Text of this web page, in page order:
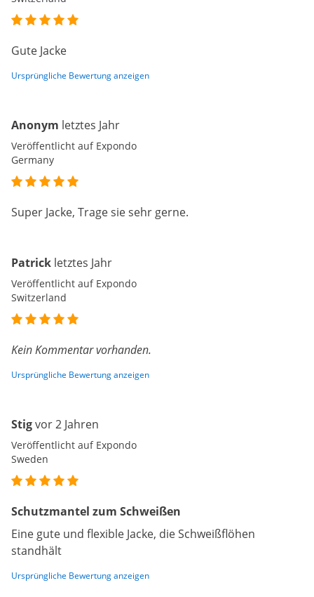
Gute Jacke
Ursprüngliche Bewertung anzeigen
Anonym letztes Jahr
Veröffentlicht auf Expondo
Germany
Super Jacke, Trage sie sehr gerne.
Patrick letztes Jahr
Veröffentlicht auf Expondo
Switzerland
Kein Kommentar vorhanden.
Ursprüngliche Bewertung anzeigen
Stigvor 2 Jahren
Veröffentlicht auf Expondo
Sweden
Schutzmantel zum Schweißen
Eine gute und flexible Jacke, die Schweißflöhen
standhält
Ursprüngliche Bewertung anzeigen